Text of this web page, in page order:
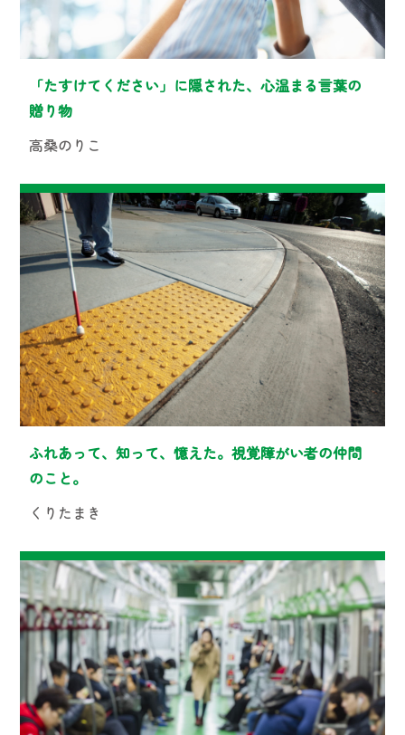
「たすけてください」に隠された、心温まる言葉の
贈り物
高桑のりこ
ふれあって、知って、憶えた。視覚障がい者の仲間
のこと。
くりたまき